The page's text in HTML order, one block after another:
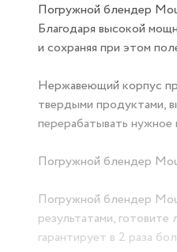
Погружной блендер
Благодаря высокой
и сохраняя при этом
Нержавеющий корпус
твердыми продуктами,
перерабатывать
Погружной блендер
Погружной блендер
результатами,
гарантирует в 2 раза